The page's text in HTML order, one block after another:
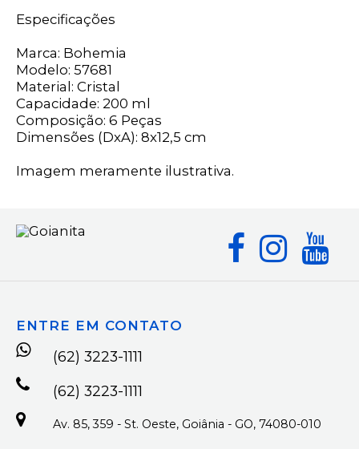
Especificações
Marca: Bohemia
Modelo: 57681
Material: Cristal
Capacidade: 200 ml
Composição: 6 Peças
Dimensões (DxA): 8x12,5 cm
Imagem meramente ilustrativa.
ENTRE EM CONTATO
(62) 3223-1111
(62) 3223-1111
Av. 85, 359 - St. Oeste, Goiânia - GO, 74080-010